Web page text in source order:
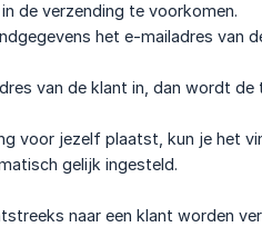
de verzending te voorkomen.
het e-mailadres
van de klant in, dan wordt
voor jezelf plaatst, kun je het
gelijk ingesteld.
naar een klant worden